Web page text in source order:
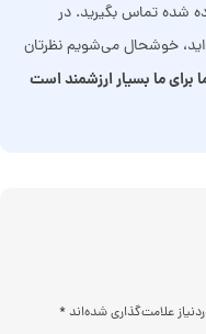
شده تماس بگیرید. در
خوشحال می‌شویم نظرتان
برای ما بسیار ارزشمند است
علامت‌گذاری شده‌اند*